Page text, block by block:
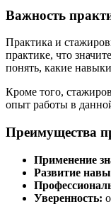
Важность
Практика и
практике, что
понять, какие
Кроме того,
опыт работы в
Преимущества
Применение
Развитие
Уверенность: